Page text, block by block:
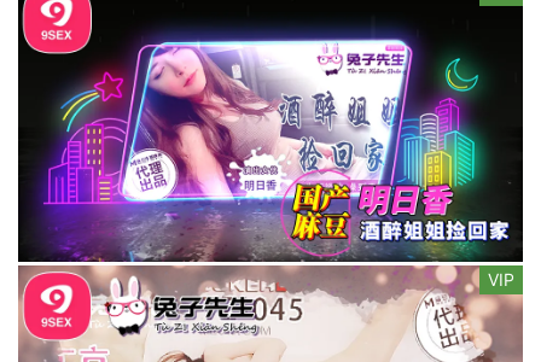
VIP